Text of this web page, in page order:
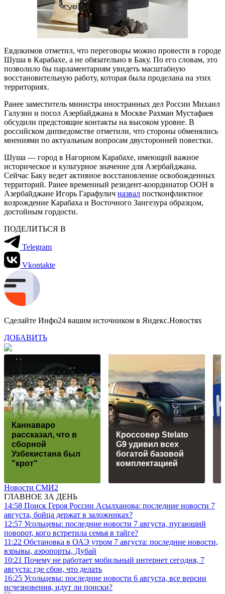
Евдокимов отметил, что переговоры можно провести в городе
Шуша в Карабахе, а не обязательно в Баку. По его словам, это
позволило бы парламентариям увидеть масштабную
восстановительную работу, которая была проделана на этих
территориях.
Ранее заместитель министра иностранных дел России Михаил
Галузин и посол Азербайджана в Москве Рахман Мустафаев
обсудили предстоящие контакты на высоком уровне. В
российском дипведомстве отметили, что стороны обменялись
мнениями по актуальным вопросам двусторонней повестки.
Шуша — город в Нагорном Карабахе, имеющий важное
историческое и культурное значение для Азербайджана.
Сейчас Баку ведет активное восстановление освобожденных
территорий. Ранее временный резидент-координатор ООН в
Азербайджане Игорь Гарафулич назвал постконфликтное
возрождение Карабаха и Восточного Зангезура образцом,
достойным гордости.
ПОДЕЛИТЬСЯ В
Telegram
Vkontakte
Сделайте Инфо24 вашим источником в Яндекс.Новостях
ДОБАВИТЬ
Каннаваро
рассказал, что в
сборной
Узбекистана был
"крот"
Кроссовер Stelato
G9 удивил всех
богатой базовой
комплектацией
Новости СМИ2
ГЛАВНОЕ ЗА ДЕНЬ
14:58 Поиск Героя России Асылханова: последние новости 7
августа, бойца держат в заложниках?
12:57 Усольцевы: последние новости 7 августа, пугающий
поворот, кого встретила семья в тайге?
11:22 Обстановка в ОАЭ утром 7 августа: последние новости,
взрывы, аэропорты, Дубай
10:21 Почему не работает мобильный интернет сегодня, 7
августа: где сбои, что делать
16:25 Усольцевы: последние новости 6 августа, все версии
исчезновения, идут ли поиски?